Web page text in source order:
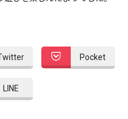
Pocket
LINE